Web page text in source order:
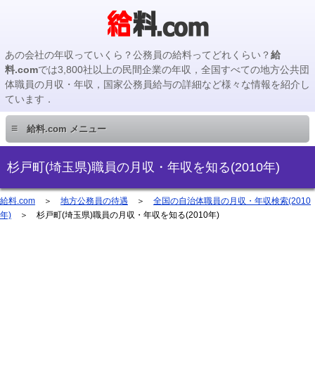
あの会社の年収っていくら？公務員の給料ってどれくらい？給
料.comでは3,800社以上の民間企業の年収，全国すべての地方公共団
体職員の月収・年収，国家公務員給与の詳細など様々な情報を紹介し
ています．
≡ 給料.com メニュー
民間企業編
国家公務員編
杉戸町(埼玉県)職員の月収・年収を知る(2010年)
給料.com ＞ 地方公務員の待遇 ＞ 全国の自治体職員の月収・年収検索(2010
年) ＞ 杉戸町(埼玉県)職員の月収・年収を知る(2010年)